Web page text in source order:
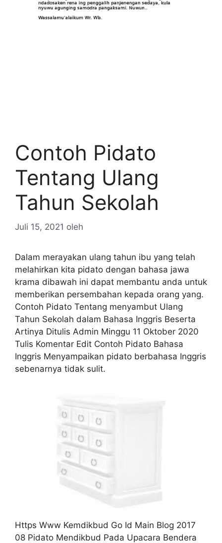
Contoh Pidato
Tentang Ulang
Tahun Sekolah
Juli 15, 2021 oleh
Dalam merayakan ulang tahun ibu yang telah
melahirkan kita pidato dengan bahasa jawa
krama dibawah ini dapat membantu anda untuk
memberikan persembahan kepada orang yang.
Contoh Pidato Tentang menyambut Ulang
Tahun Sekolah dalam Bahasa Inggris Beserta
Artinya Ditulis Admin Minggu 11 Oktober 2020
Tulis Komentar Edit Contoh Pidato Bahasa
Inggris Menyampaikan pidato berbahasa Inggris
sebenarnya tidak sulit.
Https Www Kemdikbud Go Id Main Blog 2017
08 Pidato Mendikbud Pada Upacara Bendera